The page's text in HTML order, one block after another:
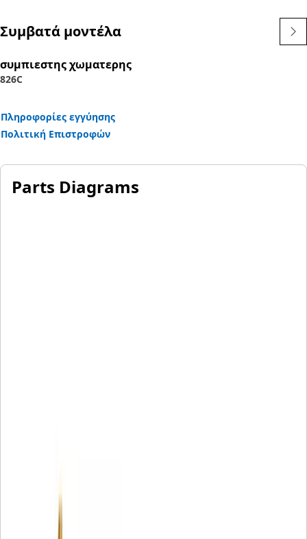
Συμβατά μοντέλα
συμπιεστης χωματερης
826C
Πληροφορίες εγγύησης
Πολιτική Επιστροφών
Parts Diagrams